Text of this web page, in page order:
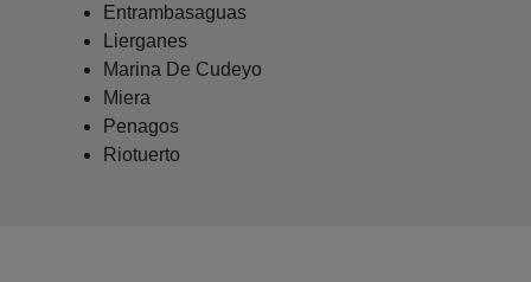
Entrambasaguas
Lierganes
Marina De Cudeyo
Miera
Penagos
Riotuerto